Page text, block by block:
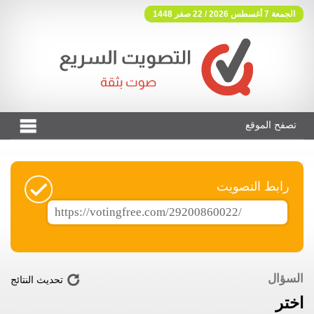
الجمعة 7 أغسطس 2026 / 22 صفر 1448
فوتنج فري موقع تصويت مجاني
تصفح الموقع
رابط التصويت
السؤال
اختر
تحديث النتائج